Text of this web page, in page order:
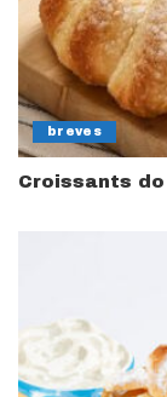
breves
Croissants